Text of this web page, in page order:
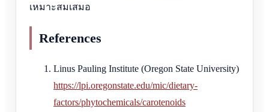
เหมาะสมเสมอ
References
Linus Pauling Institute (Oregon State University)
https://lpi.oregonstate.edu/mic/dietary-
factors/phytochemicals/carotenoids